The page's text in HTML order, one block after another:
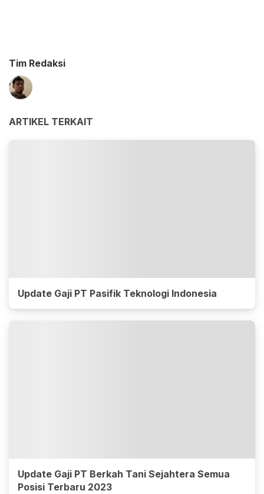
Tim Redaksi
ARTIKEL TERKAIT
Update Gaji PT Pasifik Teknologi Indonesia
Update Gaji PT Berkah Tani Sejahtera Semua
Posisi Terbaru 2023